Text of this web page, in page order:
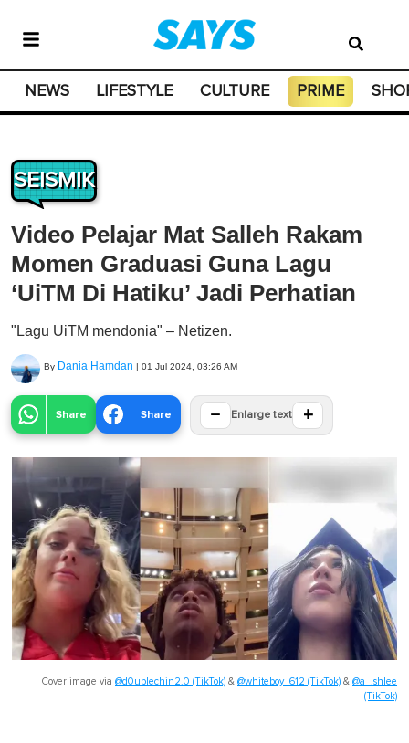
NEWS LIFESTYLE CULTURE PRIME
SEISMIK
Video Pelajar Mat Salleh Rakam
Momen Graduasi Guna Lagu
‘UiTM Di Hatiku’ Jadi Perhatian
"Lagu UiTM mendonia" – Netizen.
By Dania Hamdan | 01 Jul 2024, 03:26 AM
Share Share − Enlarge text +
Cover image via @d0ublechin2.0 (TikTok) & @whiteboy_612 (TikTok) & @a_.shlee
(TikTok)